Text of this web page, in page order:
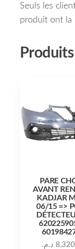
Seuls les
produit ont la
PARE
AVANT
KADJAR
06/15 =>
د.م.